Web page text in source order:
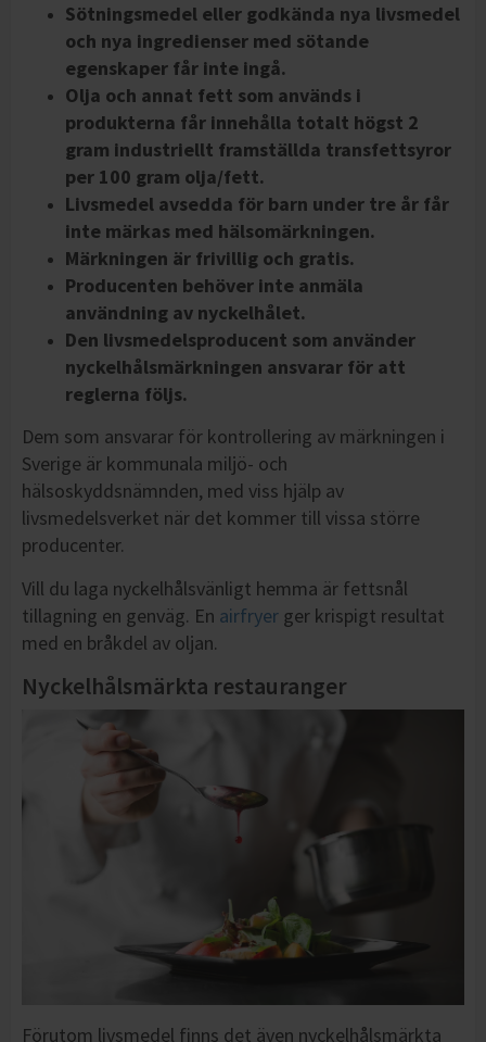
Sötningsmedel eller godkända nya livsmedel
och nya ingredienser med sötande
egenskaper får inte ingå.
Olja och annat fett som används i
produkterna får innehålla totalt högst 2
gram industriellt framställda transfettsyror
per 100 gram olja/fett.
Livsmedel avsedda för barn under tre år får
inte märkas med hälsomärkningen.
Märkningen är frivillig och gratis.
Producenten behöver inte anmäla
användning av nyckelhålet.
Den livsmedelsproducent som använder
nyckelhålsmärkningen ansvarar för att
reglerna följs.
Dem som ansvarar för kontrollering av märkningen i
Sverige är kommunala miljö- och
hälsoskyddsnämnden, med viss hjälp av
livsmedelsverket när det kommer till vissa större
producenter.
Vill du laga nyckelhålsvänligt hemma är fettsnål
tillagning en genväg. En airfryer ger krispigt resultat
med en bråkdel av oljan.
Nyckelhålsmärkta restauranger
Förutom livsmedel finns det även nyckelhålsmärkta